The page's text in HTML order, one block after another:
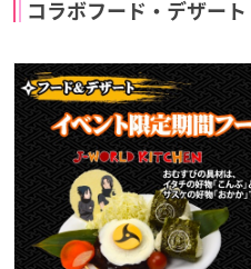
コラボフード・デザート